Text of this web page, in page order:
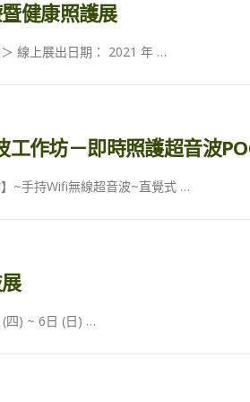
健康照護展
線上展出日期： 2021 年 …
作坊－即時照護超音波
~手持Wifi無線超音波~直覺式 …
四) ~ 6日 (日) …